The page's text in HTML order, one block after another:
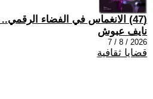
(47) الانغماس في الفضاء الرقمي.. ضياع واستلاب
نايف عبوش
2026 / 8 / 7
قضايا ثقافية